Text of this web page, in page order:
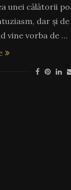
unei călătorii
dar și
vine vorba de …